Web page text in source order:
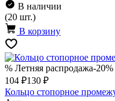
В наличии
(20 шт.)
В корзину
% Летняя распродажа-20%
104 ₽130 ₽
Кольцо стопорное